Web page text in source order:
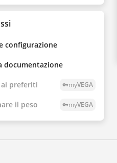
configurazione
documentazione
preferiti vpn_keymyVEGA
il peso vpn_keymyVEGA